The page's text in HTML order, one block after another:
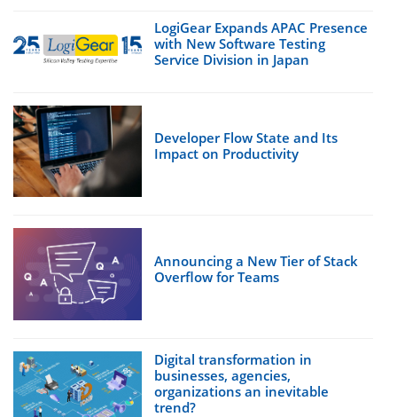
LogiGear Expands APAC Presence
with New Software Testing
Service Division in Japan
Developer Flow State and Its
Impact on Productivity
Announcing a New Tier of Stack
Overflow for Teams
Digital transformation in
businesses, agencies,
organizations an inevitable
trend?